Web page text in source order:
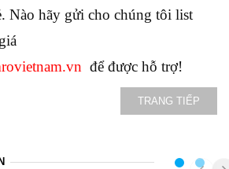
Nào hãy gửi cho chúng tôi list
để được hỗ trợ!
TRANG TIẾP